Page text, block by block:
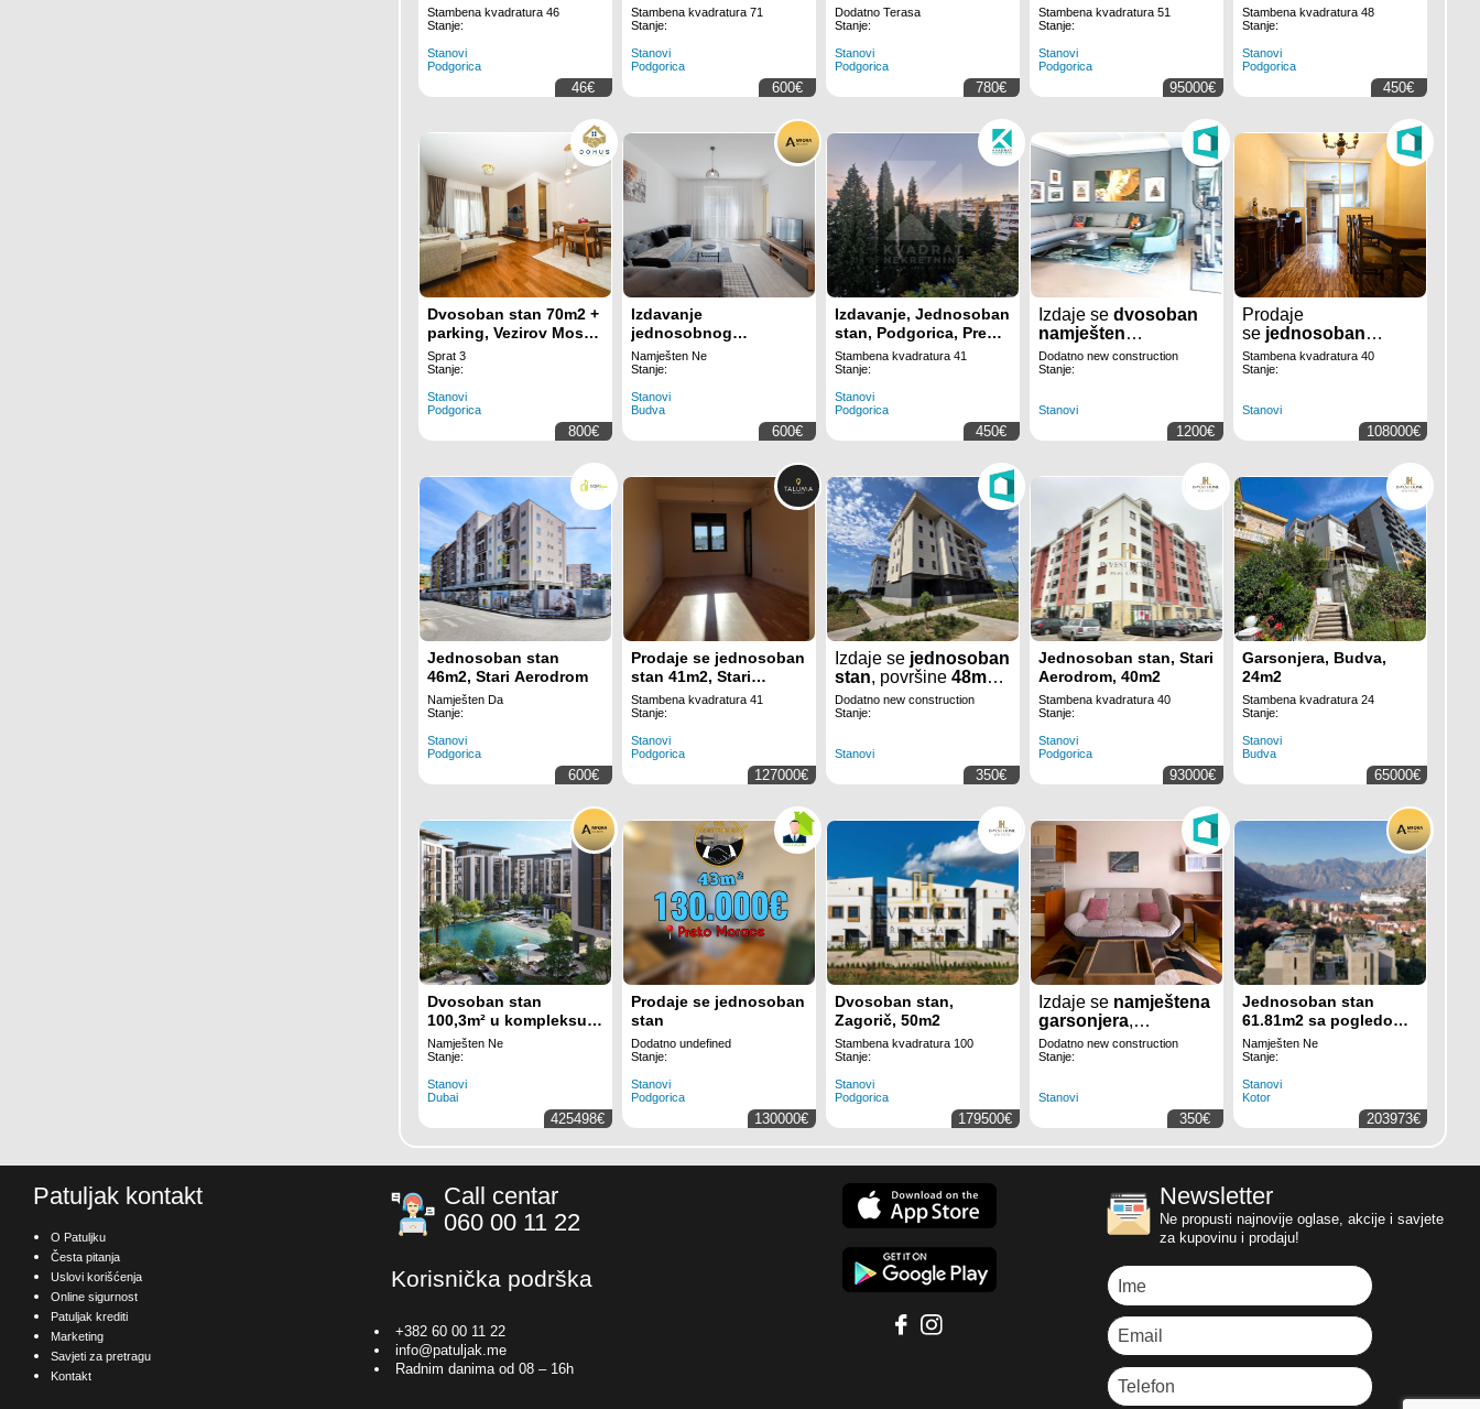
Stambena kvadratura 46
Stanje:
Stanovi
Podgorica
46€
Stambena kvadratura 71
Stanje:
Stanovi
Podgorica
600€
Dodatno Terasa
Stanje:
Stanovi
Podgorica
780€
Stambena kvadratura 51
Stanje:
Stanovi
Podgorica
95000€
Stambena kvadratura 48
Stanje:
Stanovi
Podgorica
450€
Dvosoban stan 70m2 +
parking, Vezirov Most -
Podgorica
Sprat 3
Stanje:
Stanovi
Podgorica
800€
Izdavanje
jednosobnog
namestenog stana u
Becicima (Izdavanje na
period od 15.09.2026
do 15.06.2027,racuni
ukljuceni u cenu)
Namješten Ne
Stanje:
Stanovi
Budva
600€
Izdavanje, Jednosoban
stan, Podgorica, Preko
Morače, 41m2
Stambena kvadratura 41
Stanje:
Stanovi
Podgorica
450€
Izdaje sedvosoban
namješten
stan,površine96m2
u dijelu grada
Dodatno new construction
Stanje:
Stanovi
1200€
Prodaje
se jednosoban
namješten stan,
površine
Morače
Stambena kvadratura 40
Stanje:
Stanovi
108000€
Jednosoban stan
46m2, Stari Aerodrom
Namješten Da
Stanje:
Stanovi
Podgorica
600€
Prodaje se jednosoban
stan 41m2, Stari
Aerodrom | ID: P 678
Stambena kvadratura 41
Stanje:
Stanovi
Podgorica
127000€
Izdaje se jednosoban
stan, površine48m2,
uTološimau
Podgorici.
Dodatno new construction
Stanje:
Stanovi
350€
Jednosoban stan, Stari
Aerodrom, 40m2
Stambena kvadratura 40
Stanje:
Stanovi
Podgorica
93000€
Garsonjera, Budva,
24m2
Stambena kvadratura 24
Stanje:
Stanovi
Budva
65000€
Dvosoban stan
100,3m² u kompleksu
Belgravia Gardens,
Dubai
Namješten Ne
Stanje:
Stanovi
Dubai
425498€
Prodaje se jednosoban
stan
Dodatno undefined
Stanje:
Stanovi
Podgorica
130000€
Dvosoban stan,
Zagorič, 50m2
Stambena kvadratura 100
Stanje:
Stanovi
Podgorica
179500€
Izdaje se namještena
garsonjera,
površine30m2, u
kvartu
Dodatno new construction
Stanje:
Stanovi
350€
Jednosoban stan
61.81m2 sa pogledom
na more u modernom
stambenom kompleksu
sa bazenom – Škaljari,
Kotor
Namješten Ne
Stanje:
Stanovi
Kotor
203973€
Patuljak kontakt
O Patuljku
Česta pitanja
Uslovi korišćenja
Online sigurnost
Patuljak krediti
Marketing
Savjeti za pretragu
Kontakt
Call centar
060 00 11 22
Korisnička podrška
+382 60 00 11 22
info@patuljak.me
Radnim danima od 08 – 16h
Newsletter
Ne propusti najnovije oglase, akcije i savjete
za kupovinu i prodaju!